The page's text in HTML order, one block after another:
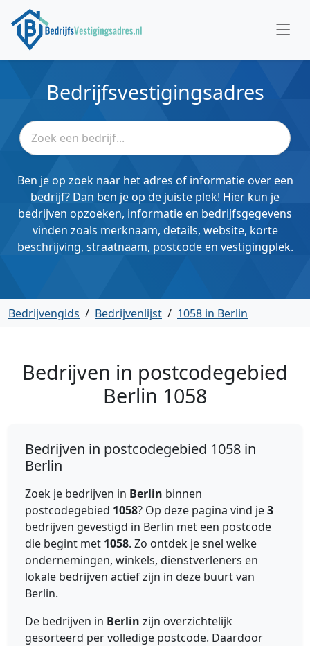
Bedrijfsvestigingsadres
Ben je op zoek naar het adres of informatie over een
bedrijf? Dan ben je op de juiste plek! Hier kun je
bedrijven opzoeken, informatie en bedrijfsgegevens
vinden zoals merknaam, details, website, korte
beschrijving, straatnaam, postcode en vestigingplek.
Bedrijvengids / Bedrijvenlijst / 1058 in Berlin
Bedrijven in postcodegebied
Berlin 1058
Bedrijven in postcodegebied 1058 in
Berlin
Zoek je bedrijven in Berlin binnen
postcodegebied 1058? Op deze pagina vind je3
bedrijven gevestigd in Berlin met een postcode
die begint met 1058. Zo ontdek je snel welke
ondernemingen, winkels, dienstverleners en
lokale bedrijven actief zijn in deze buurt van
Berlin.
De bedrijven in Berlin zijn overzichtelijk
gesorteerd per volledige postcode. Daardoor